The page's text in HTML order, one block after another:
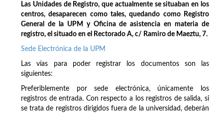
Las Unidades de Registro, que actualmente se situaban en los
centros, desaparecen como tales, quedando como Registro
General de la UPM y Oficina de asistencia en materia de
registro, el situado en el Rectorado A, c/ Ramiro de Maeztu, 7.
Sede Electrónica de la UPM
Las vías para poder registrar los documentos son las
siguientes:
Preferiblemente por sede electrónica, únicamente los
registros de entrada. Con respecto a los registros de salida, si
se trata de registros dirigidos fuera de la universidad, deberán